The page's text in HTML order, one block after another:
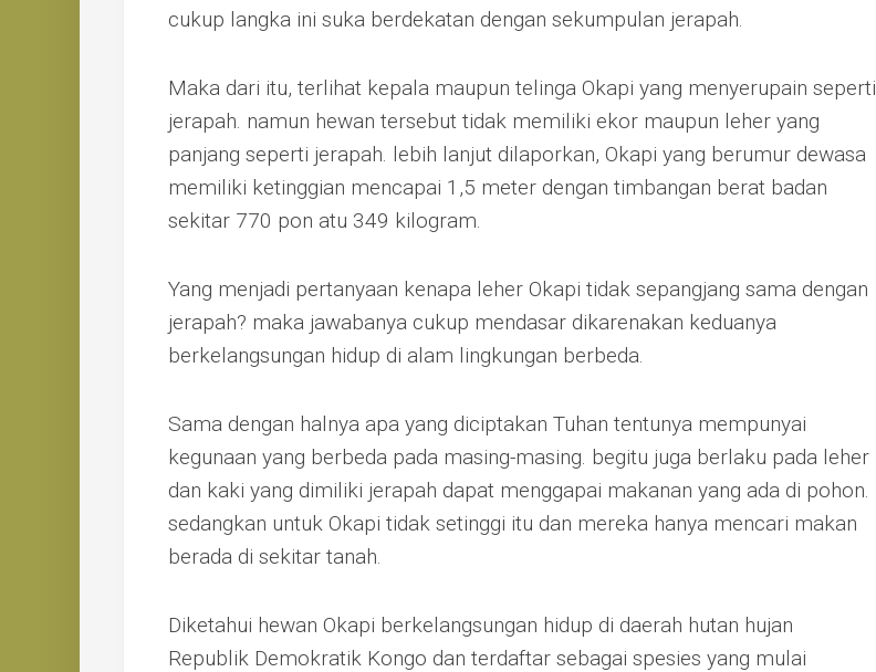
cukup langka ini suka berdekatan dengan sekumpulan jerapah.
Maka dari itu, terlihat kepala maupun telinga Okapi yang menyerupain seperti
jerapah. namun hewan tersebut tidak memiliki ekor maupun leher yang
panjang seperti jerapah. lebih lanjut dilaporkan, Okapi yang berumur dewasa
memiliki ketinggian mencapai 1,5 meter dengan timbangan berat badan
sekitar 770 pon atu 349 kilogram.
Yang menjadi pertanyaan kenapa leher Okapi tidak sepangjang sama dengan
jerapah? maka jawabanya cukup mendasar dikarenakan keduanya
berkelangsungan hidup di alam lingkungan berbeda.
Sama dengan halnya apa yang diciptakan Tuhan tentunya mempunyai
kegunaan yang berbeda pada masing-masing. begitu juga berlaku pada leher
dan kaki yang dimiliki jerapah dapat menggapai makanan yang ada di pohon.
sedangkan untuk Okapi tidak setinggi itu dan mereka hanya mencari makan
berada di sekitar tanah.
Diketahui hewan Okapi berkelangsungan hidup di daerah hutan hujan
Republik Demokratik Kongo dan terdaftar sebagai spesies yang mulai